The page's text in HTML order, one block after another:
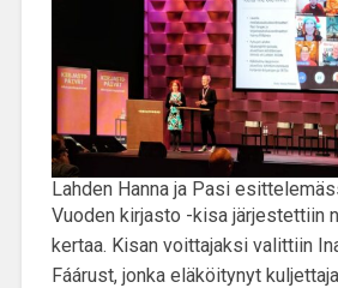
Lahden Hanna ja Pasi
Vuoden kirjasto -kisa järjestettiin
kertaa. Kisan voittajaksi valittiin
Fáárust, jonka eläköitynyt